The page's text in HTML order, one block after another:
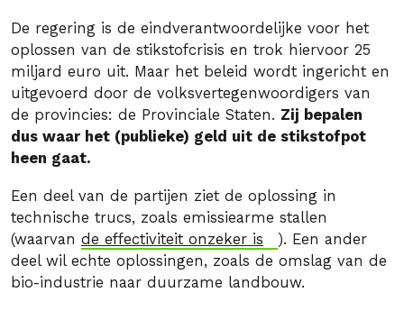
De regering is de eindverantwoordelijke voor het
oplossen van de stikstofcrisis en trok hiervoor 25
miljard euro uit. Maar het beleid wordt ingericht en
uitgevoerd door de volksvertegenwoordigers van
de provincies: de Provinciale Staten. Zij bepalen
dus waar het (publieke) geld uit de stikstofpot
heen gaat.
Een deel van de partijen ziet de oplossing in
technische trucs, zoals emissiearme stallen
(waarvan de effectiviteit onzeker is
). Een ander
deel wil echte oplossingen, zoals de omslag van de
bio-industrie naar duurzame landbouw.